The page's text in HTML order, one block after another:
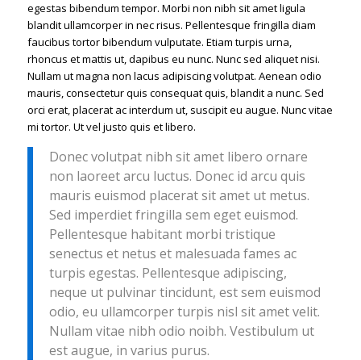
egestas bibendum tempor. Morbi non nibh sit amet ligula
blandit ullamcorper in nec risus. Pellentesque fringilla diam
faucibus tortor bibendum vulputate. Etiam turpis urna,
rhoncus et mattis ut, dapibus eu nunc. Nunc sed aliquet nisi.
Nullam ut magna non lacus adipiscing volutpat. Aenean odio
mauris, consectetur quis consequat quis, blandit a nunc. Sed
orci erat, placerat ac interdum ut, suscipit eu augue. Nunc vitae
mi tortor. Ut vel justo quis et libero.
Donec volutpat nibh sit amet libero ornare
non laoreet arcu luctus. Donec id arcu quis
mauris euismod placerat sit amet ut metus.
Sed imperdiet fringilla sem eget euismod.
Pellentesque habitant morbi tristique
senectus et netus et malesuada fames ac
turpis egestas. Pellentesque adipiscing,
neque ut pulvinar tincidunt, est sem euismod
odio, eu ullamcorper turpis nisl sit amet velit.
Nullam vitae nibh odio noibh. Vestibulum ut
est augue, in varius purus.